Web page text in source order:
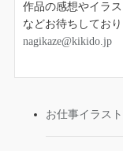
作品の感想やイラ
などお待ちしてお
nagikaze@kikido.jp
お仕事イラスト